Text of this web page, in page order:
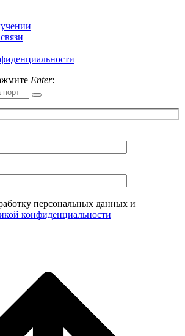
Enter:
персональных данных и
конфиденциальности